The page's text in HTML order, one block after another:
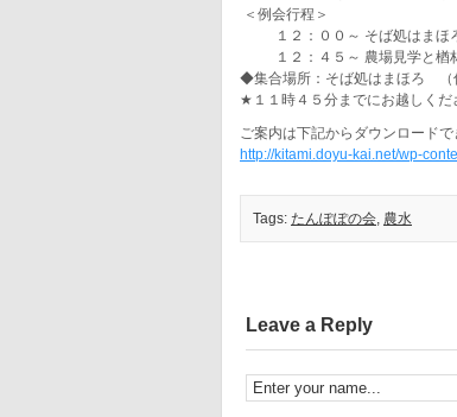
＜例会行程＞
１２：００～ そば処はまほ
１２：４５～ 農場見学と楢
◆集合場所：そば処はまほろ （
★１１時４５分までにお越しくだ
ご案内は下記からダウンロードで
http://kitami.doyu-kai.net/wp-
Tags: たんぽぽの会, 農水
Leave a Reply